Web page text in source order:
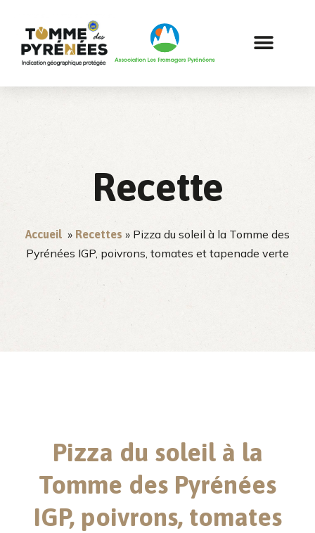
Recette
Accueil » Recettes » Pizza du soleil à la Tomme des
Pyrénées IGP, poivrons, tomates et tapenade verte
Pizza du soleil à la
Tomme des Pyrénées
IGP, poivrons, tomates